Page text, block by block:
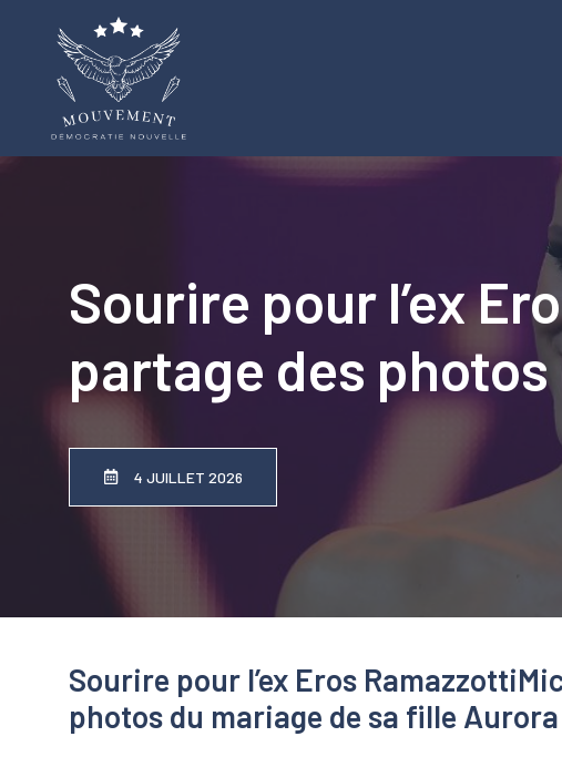
Sourire pour l’ex
partage des
4 JUILLET 2026
Sourire pour l’ex Eros Ramazzotti
photos du mariage de sa fille Aurora